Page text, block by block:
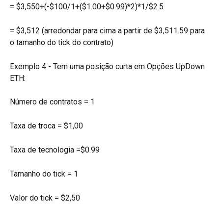
= $3,550+(-$100/1+($1.00+$0.99)*2)*1/$2.5
= $3,512 (arredondar para cima a partir de $3,511.59 para
o tamanho do tick do contrato)
Exemplo 4 - Tem uma posição curta em Opções UpDown
ETH:
Número de contratos = 1
Taxa de troca = $1,00
Taxa de tecnologia =$0.99
Tamanho do tick = 1
Valor do tick = $2,50